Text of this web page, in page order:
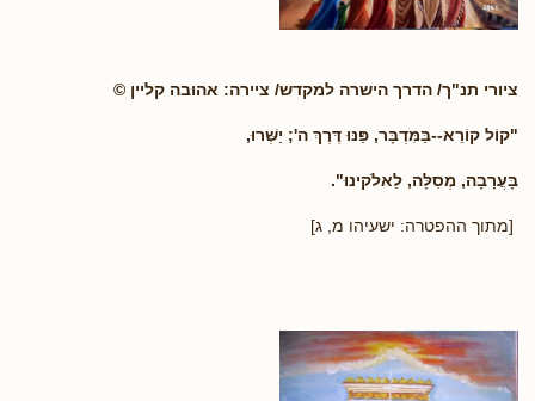
ציורי תנ"ך/ הדרך הישרה למקדש/ ציירה: אהובה קליין ©
"קוֹל קוֹרֵא--בַּמִּדְבָּר, פַּנּוּ דֶּרֶךְ ה'; יַשְּׁרוּ,
בָּעֲרָבָה, מְסִלָּה, לֵאלֹקינוּ".
[מתוך ההפטרה: ישעיהו מ, ג]